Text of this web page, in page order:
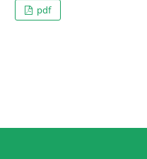
pdf